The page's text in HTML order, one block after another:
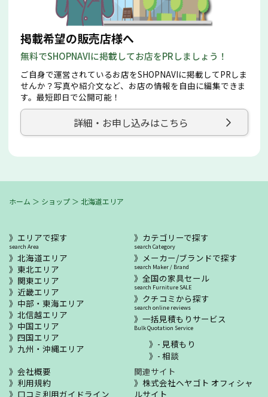
掲載希望の販売店様へ
無料でSHOPNAVIに掲載してお店をPRしましょう！
ご自身で運営されているお店をSHOPNAVIに掲載してPRしま
せんか？写真や紹介文など、お店の情報を自由に編集できま
す。最短即日で公開可能！
詳細・お申し込みはこちら
ホーム ＞ ショップ ＞ 北海道エリア
エリアで探す
search Area
北海道エリア
東北エリア
関東エリア
近畿エリア
中部・東海エリア
北信越エリア
中国エリア
四国エリア
九州・沖縄エリア
カテゴリーで探す
search Category
メーカー/ブランドで探す
search Maker / Brand
全国の家具セール
search Furniture SALE
クチコミから探す
search online reviews
一括見積もりサービス
Bulk Quotation Service
- 見積もり
- 相談
会社概要
利用規約
口コミ利用ガイドライン
関連サイト
株式会社ヘヤゴト オフィシャ
ルサイト